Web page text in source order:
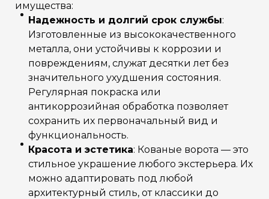
имущества:
Надежность и долгий срок службы:
Изготовленные из высококачественного
металла, они устойчивы к коррозии и
повреждениям, служат десятки лет без
значительного ухудшения состояния.
Регулярная покраска или
антикоррозийная обработка позволяет
сохранить их первоначальный вид и
функциональность.
Красота и эстетика: Кованые ворота — это
стильное украшение любого экстерьера. Их
можно адаптировать под любой
архитектурный стиль, от классики до